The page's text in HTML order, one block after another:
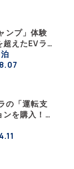
ンプ」体験
えたEVラ
【 EV
】
の「運転支
ンを購入！
効果はあっ
にはまった